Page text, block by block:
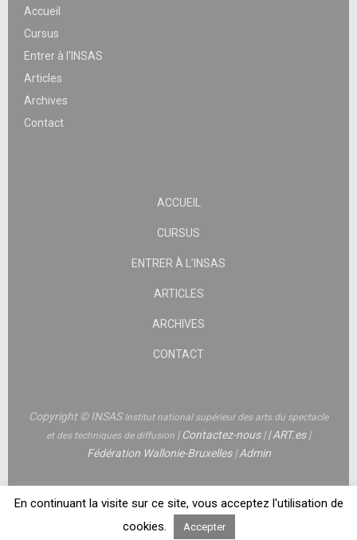
Accueil
Cursus
Entrer à l’INSAS
Articles
Archives
Contact
ACCUEIL
CURSUS
ENTRER À L’INSAS
ARTICLES
ARCHIVES
CONTACT
Copyright © INSASInstitut national supérieur des arts du spectacle
et des techniques de diffusion |Contactez-nous||ART.es|
Fédération Wallonie-Bruxelles|Admin
En continuant la visite sur ce site, vous acceptez l'utilisation de
cookies.
Accepter